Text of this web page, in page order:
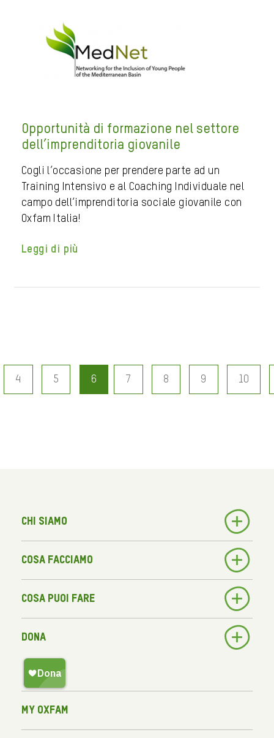
Opportunità di formazione nel settore
dell’imprenditoria giovanile
Cogli l’occasione per prendere parte ad un
Training Intensivo e al Coaching Individuale nel
campo dell’imprenditoria sociale giovanile con
Oxfam Italia!
Leggi di più
4 5 6 7 8 9 10
Chi siamo
Cosa facciamo
Cosa puoi fare
Dona
My Oxfam